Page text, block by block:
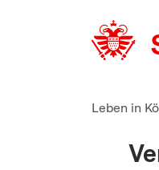
Leben in